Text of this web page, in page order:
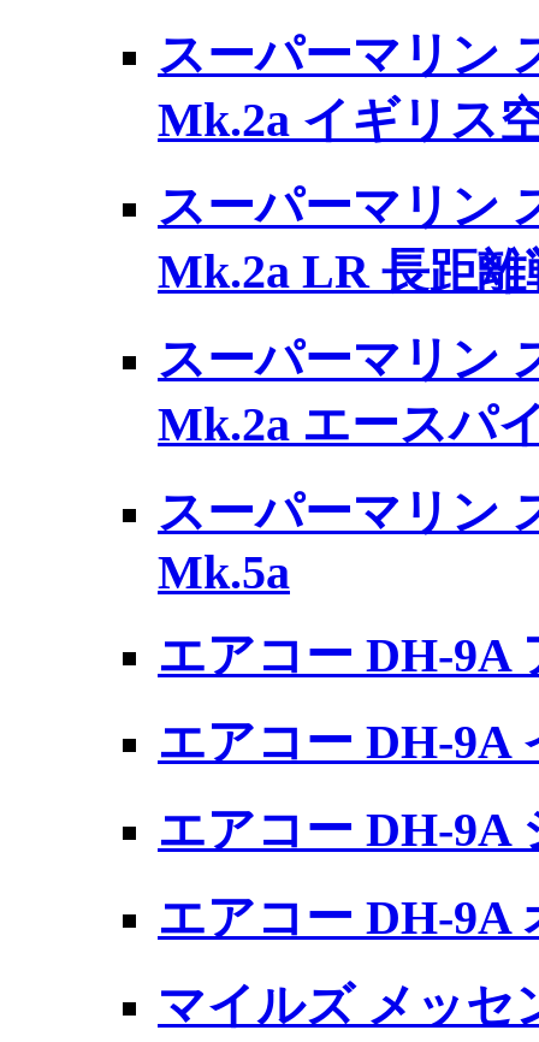
スーパーマリン
Mk.2a イギリス
スーパーマリン
Mk.2a LR 長距離
スーパーマリン
Mk.2a エースパ
スーパーマリン
Mk.5a
エアコー DH-9A
エアコー DH-9A
エアコー DH-9A
エアコー DH-9A
マイルズ メッセ